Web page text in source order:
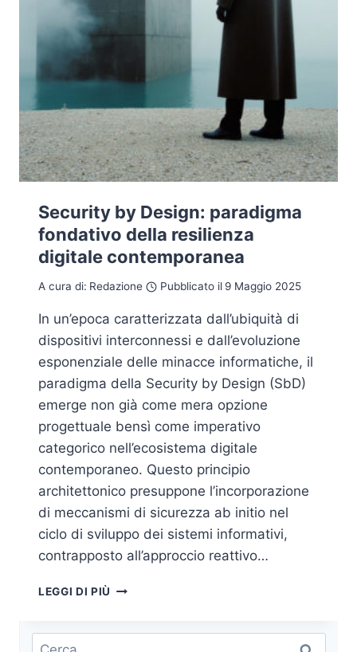
Security by Design: paradigma
fondativo della resilienza
digitale contemporanea
A cura di: Redazione Pubblicato il 9 Maggio 2025
In un’epoca caratterizzata dall’ubiquità di
dispositivi interconnessi e dall’evoluzione
esponenziale delle minacce informatiche, il
paradigma della Security by Design (SbD)
emerge non già come mera opzione
progettuale bensì come imperativo
categorico nell’ecosistema digitale
contemporaneo. Questo principio
architettonico presuppone l’incorporazione
di meccanismi di sicurezza ab initio nel
ciclo di sviluppo dei sistemi informativi,
contrapposto all’approccio reattivo…
LEGGI DI PIÙ SECURITY
PARADIGMA
Ricerca